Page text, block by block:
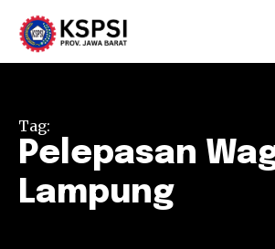
Tag:
Pelepasan
Lampung